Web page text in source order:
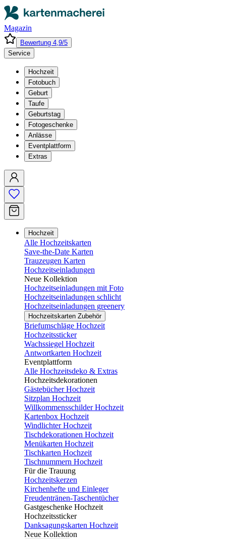
Magazin
Bewertung 4,9/5
Service
Hochzeit
Fotobuch
Geburt
Taufe
Geburtstag
Fotogeschenke
Anlässe
Eventplattform
Extras
Hochzeit
Alle Hochzeitskarten
Save-the-Date Karten
Trauzeugen Karten
Hochzeitseinladungen
Neue Kollektion
Hochzeitseinladungen mit Foto
Hochzeitseinladungen schlicht
Hochzeitseinladungen greenery
Hochzeitskarten Zubehör
Briefumschläge Hochzeit
Hochzeitssticker
Wachssiegel Hochzeit
Antwortkarten Hochzeit
Eventplattform
Alle Hochzeitsdeko & Extras
Hochzeitsdekorationen
Gästebücher Hochzeit
Sitzplan Hochzeit
Willkommensschilder Hochzeit
Kartenbox Hochzeit
Windlichter Hochzeit
Tischdekorationen Hochzeit
Menükarten Hochzeit
Tischkarten Hochzeit
Tischnummern Hochzeit
Für die Trauung
Hochzeitskerzen
Kirchenhefte und Einleger
Freudentränen-Taschentücher
Gastgeschenke Hochzeit
Hochzeitssticker
Danksagungskarten Hochzeit
Neue Kollektion